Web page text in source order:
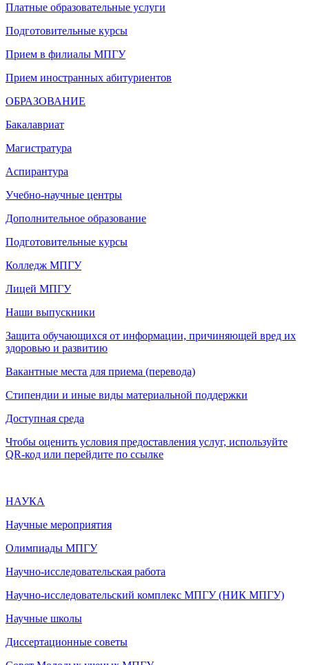
Платные образовательные услуги
Подготовительные курсы
Прием в филиалы МПГУ
Прием иностранных абитуриентов
ОБРАЗОВАНИЕ
Бакалавриат
Магистратура
Аспирантура
Учебно-научные центры
Дополнительное образование
Подготовительные курсы
Колледж МПГУ
Лицей МПГУ
Наши выпускники
Защита обучающихся от информации, причиняющей вред их
здоровью и развитию
Вакантные места для приема (перевода)
Стипендии и иные виды материальной поддержки
Доступная среда
Чтобы оценить условия предоставления услуг, используйте
QR-код или перейдите по ссылке
НАУКА
Научные мероприятия
Олимпиады МПГУ
Научно-исследовательская работа
Научно-исследовательский комплекс МПГУ (НИК МПГУ)
Научные школы
Диссертационные советы